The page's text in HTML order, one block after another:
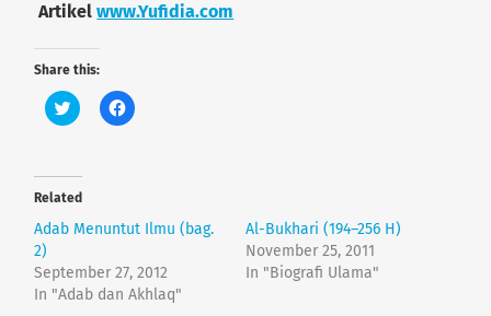
Artikelwww.Yufidia.com
Share this:
C
l
t
o
s
h
a
o
n
T
C
l
h
a
o
n
F
Related
Adab Menuntut Ilmu (bag.
2)
September 27, 2012
In "Adab dan Akhlaq"
Al-Bukhari (194–256 H)
November 25, 2011
In "Biografi Ulama"